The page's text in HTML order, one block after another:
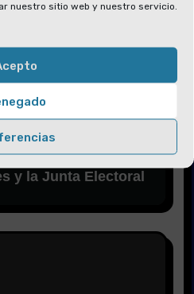
nuestro sitio web y nuestro servicio.
perdido
para las
y la Junta Electoral